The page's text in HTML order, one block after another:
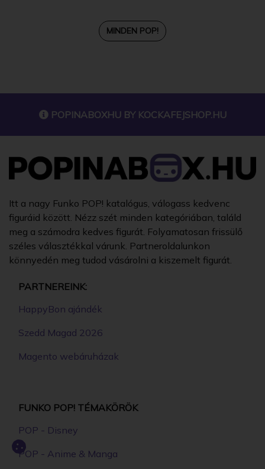
MINDEN POP!
POPINABOXHU BY KOCKAFEJSHOP.HU
Itt a nagy Funko POP! katalógus, válogass kedvenc
figuráid között. Nézz szét minden kategóriában, találd
meg a számodra kedves figurát. Folyamatosan frissülő
széles választékkal várunk. Partneroldalunkon
könnyedén meg tudod vásárolni a kiszemelt figurát.
PARTNEREINK:
HappyBon ajándék
Szedd Magad 2026
Magento webáruházak
FUNKO POP! TÉMAKÖRÖK
POP - Disney
POP - Anime & Manga